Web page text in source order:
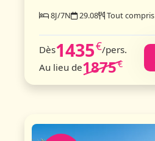
8J/7N
29.08 Tout compris
Dès1435€/pers.
Au lieu de1875€